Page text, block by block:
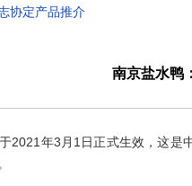
协定产品推介
南京盐水鸭
年3月1日正式生效，这是